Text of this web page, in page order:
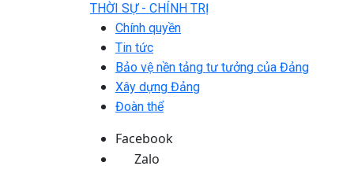
THỜI SỰ - CHÍNH TRỊ
Chính quyền
Tin tức
Bảo vệ nền tảng tư tưởng của Đảng
Xây dựng Đảng
Đoàn thể
Facebook
Zalo